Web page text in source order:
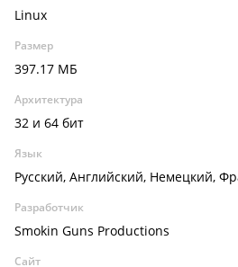
Linux
Размер
397.17 МБ
Архитектура
32 и 64 бит
Язык
Русский, Английский, Немецкий,
Разработчик
Smokin Guns Productions
Сайт